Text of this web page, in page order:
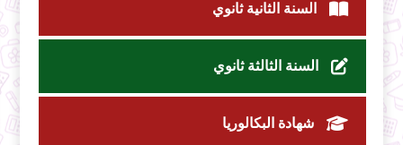
السنة الثانية ثانوي
السنة الثالثة ثانوي
شهادة البكالوريا